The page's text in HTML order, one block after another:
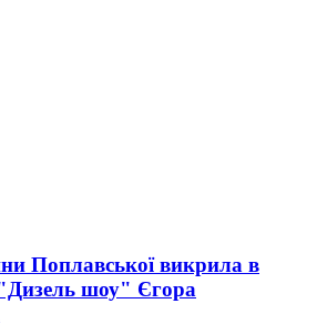
Поплавської викрила в
"Дизель шоу" Єгора